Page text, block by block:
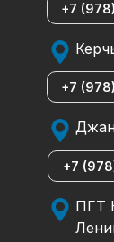
ПГТ
+7
+7
+7